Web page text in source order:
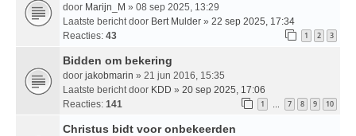
door Marijn_M » 08 sep 2025, 13:29
Laatste bericht door Bert Mulder » 22 sep 2025, 17:34
Reacties: 43 1 2 3
Bidden om bekering
door jakobmarin » 21 jun 2016, 15:35
Laatste bericht door KDD » 20 sep 2025, 17:06
Reacties: 141 1 … 7 8 9 10
Christus bidt voor onbekeerden